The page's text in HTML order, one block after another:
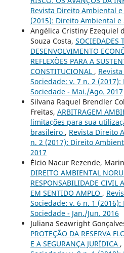
Revista Direito Ambiental e
(2015): Direito Ambiental e
Angélica Cristiny Ezequiel
Souza Costa, SOCIEDADES
DESENVOLVIMENTO
REFLEXÕES PARA A
CONSTITUCIONAL ,
Sociedade: v. 7 n. 2
Sociedade - Mai./Ago. 2017
Silvana Raquel Brendler
Freitas, ARBITRAGEM
limitações para sua
brasileiro , Revista Direito
n. 2 (2017): Direito
2017
Élcio Nacur Rezende,
DIREITO AMBIENTAL
RESPONSABILIDADE CIVIL
EM SENTIDO AMPLO ,
Sociedade: v. 6 n. 1
Sociedade - Jan./Jun. 2016
Juliana Seawright
PROTEÇÃO DA RESERVA
E A SEGURANÇA JURÍDICA ,